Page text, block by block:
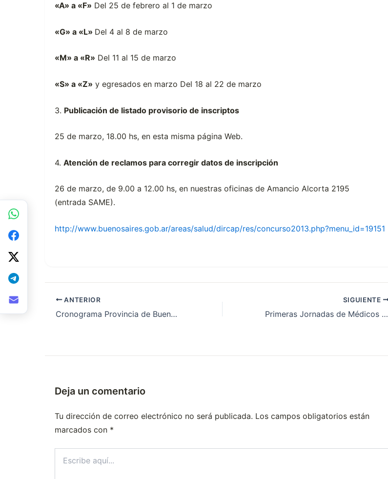
«A» a «F» Del 25 de febrero al 1 de marzo
«G» a «L» Del 4 al 8 de marzo
«M» a «R» Del 11 al 15 de marzo
«S» a «Z» y egresados en marzo Del 18 al 22 de marzo
3. Publicación de listado provisorio de inscriptos
25 de marzo, 18.00 hs, en esta misma página Web.
4. Atención de reclamos para corregir datos de inscripción
26 de marzo, de 9.00 a 12.00 hs, en nuestras oficinas de Amancio Alcorta 2195
(entrada SAME).
http://www.buenosaires.gob.ar/areas/salud/dircap/res/concurso2013.php?menu_id=19151
ANTERIOR
Cronograma Provincia de Buenos Aires
SIGUIENTE
Primeras Jornadas de Médicos Residentes y Concurrentes del Hospital Centenario
Deja un comentario
Tu dirección de correo electrónico no será publicada. Los campos obligatorios están
marcados con *
aquí...